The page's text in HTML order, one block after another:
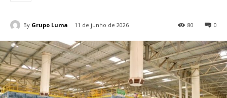
By Grupo Luma 11 de junho de 2026 0
80